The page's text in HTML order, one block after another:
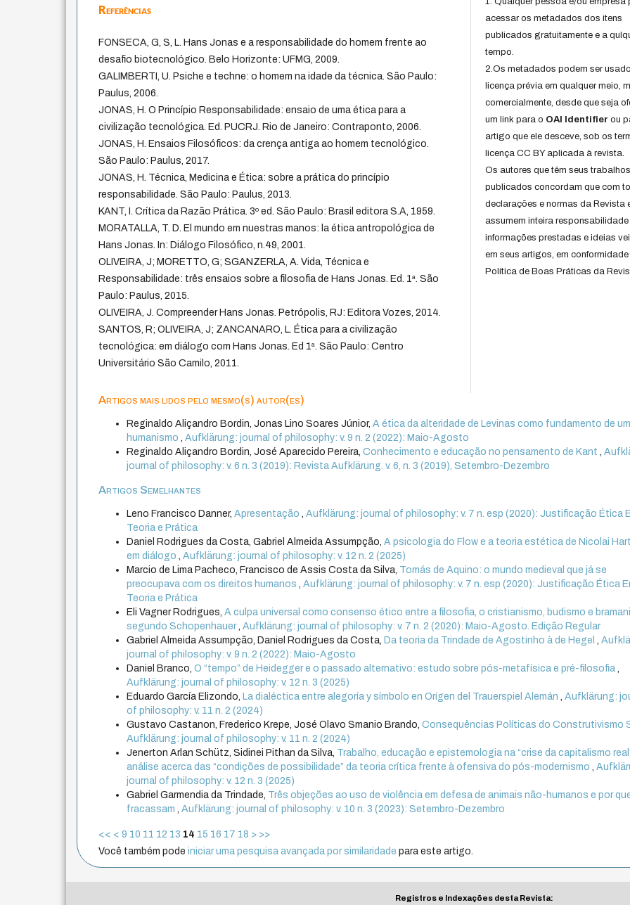
Referências
FONSECA, G, S, L. Hans Jonas e a responsabilidade do homem frente ao
desafio biotecnológico. Belo Horizonte: UFMG, 2009.
GALIMBERTI, U. Psiche e techne: o homem na idade da técnica. São Paulo:
Paulus, 2006.
JONAS, H. O Princípio Responsabilidade: ensaio de uma ética para a
civilização tecnológica. Ed. PUCRJ. Rio de Janeiro: Contraponto, 2006.
JONAS, H. Ensaios Filosóficos: da crença antiga ao homem tecnológico.
São Paulo: Paulus, 2017.
JONAS, H. Técnica, Medicina e Ética: sobre a prática do princípio
responsabilidade. São Paulo: Paulus, 2013.
KANT, I. Crítica da Razão Prática. 3º ed. São Paulo: Brasil editora S.A, 1959.
MORATALLA, T. D. El mundo em nuestras manos: la ética antropológica de
Hans Jonas. In: Diálogo Filosófico, n.49, 2001.
OLIVEIRA, J; MORETTO, G; SGANZERLA, A. Vida, Técnica e
Responsabilidade: três ensaios sobre a filosofia de Hans Jonas. Ed. 1ª. São
Paulo: Paulus, 2015.
OLIVEIRA, J. Compreender Hans Jonas. Petrópolis, RJ: Editora Vozes, 2014.
SANTOS, R; OLIVEIRA, J; ZANCANARO, L. Ética para a civilização
tecnológica: em diálogo com Hans Jonas. Ed 1ª. São Paulo: Centro
Universitário São Camilo, 2011.
acessar os metadados dos itens
publicados gratuitamente e a
tempo.
2.Os metadados podem ser
licença prévia em qualquer meio,
comercialmente, desde que seja
um link para o OAI Identifier ou
artigo que ele desceve, sob os
licença CC BY aplicada à revista.
Os autores que têm seus trabalhos
publicados concordam que com
declarações e normas da Revista
assumem inteira responsabilidade
informações prestadas e ideias
em seus artigos, em
Política de Boas Práticas da
Artigos mais lidos pelo mesmo(s) autor(es)
Reginaldo Aliçandro Bordin, Jonas Lino Soares Júnior,A ética da alteridade de Levinas como fundamento de
humanismo,Aufklärung: journal of philosophy: v. 9 n. 2 (2022): Maio-Agosto
Reginaldo Aliçandro Bordin, José Aparecido Pereira,Conhecimento e educação no pensamento de Kant,
journal of philosophy: v. 6 n. 3 (2019): Revista Aufklärung. v. 6, n. 3 (2019), Setembro-Dezembro
Artigos Semelhantes
Leno Francisco Danner,Apresentação,Aufklärung: journal of philosophy: v. 7 n. esp (2020): Justificação Ética
Teoria e Prática
Daniel Rodrigues da Costa, Gabriel Almeida Assumpção,A psicologia do Flow e a teoria estética de Nicolai
em diálogo,Aufklärung: journal of philosophy: v. 12 n. 2 (2025)
Marcio de Lima Pacheco, Francisco de Assis Costa da Silva, Tomás de Aquino: o mundo medieval que já se
preocupava com os direitos humanos,Aufklärung: journal of philosophy: v. 7 n. esp (2020): Justificação Ética
Teoria e Prática
Eli Vagner Rodrigues,A culpa universal como consenso ético entre a filosofia, o cristianismo, budismo e
segundo Schopenhauer,Aufklärung: journal of philosophy: v. 7 n. 2 (2020): Maio-Agosto. Edição Regular
Gabriel Almeida Assumpção, Daniel Rodrigues da Costa, Da teoria da Trindade de Agostinho à de Hegel,
journal of philosophy: v. 9 n. 2 (2022): Maio-Agosto
Daniel Branco,O “tempo” de Heidegger e o passado alternativo: estudo sobre pós-metafísica e pré-filosofia,
Aufklärung: journal of philosophy: v. 12 n. 3 (2025)
Eduardo García Elizondo, La dialéctica entre alegoría y símbolo en Origen del Trauerspiel Alemán,Aufklärung:
of philosophy: v. 11 n. 2 (2024)
Gustavo Castanon, Frederico Krepe, José Olavo Smanio Brando,Consequências Políticas do Construtivismo
Aufklärung: journal of philosophy: v. 11 n. 2 (2024)
Jenerton Arlan Schütz, Sidinei Pithan da Silva, Trabalho, educação e epistemologia na “crise da capitalismo
análise acerca das “condições de possibilidade” da teoria crítica frente à ofensiva do pós-modernismo,
journal of philosophy: v. 12 n. 3 (2025)
Gabriel Garmendia da Trindade, Três objeções ao uso de violência em defesa de animais não-humanos e por
fracassam,Aufklärung: journal of philosophy: v. 10 n. 3 (2023): Setembro-Dezembro
<< < 9 10 11 12 13 14 15 16 17 18 > >>
Você também podeiniciar uma pesquisa avançada por similaridade para este artigo.
Registros e Indexações desta Revista: